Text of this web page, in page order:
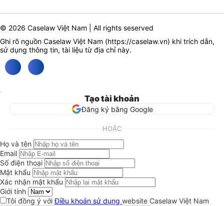
© 2026 Caselaw Việt Nam | All rights seserved
Ghi rõ nguồn Caselaw Việt Nam (https://caselaw.vn) khi trích dẫn,
sử dụng thông tin, tài liệu từ địa chỉ này.
Tạo tài khoản
Đăng ký bằng Google
HOẶC
Họ và tên
Email
Số điện thoại
Mật khẩu
Xác nhận mật khẩu
Giới tính
Tôi đồng ý vớiĐiều khoản sử dụng website Caselaw Việt Nam